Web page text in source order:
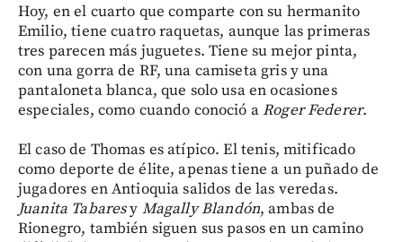
Hoy, en el cuarto que comparte con su hermanito
Emilio, tiene cuatro raquetas, aunque las primeras
tres parecen más juguetes. Tiene su mejor pinta,
con una gorra de RF, una camiseta gris y una
pantaloneta blanca, que solo usa en ocasiones
especiales, como cuando conoció aRoger Federer.
El caso de Thomas es atípico. El tenis, mitificado
como deporte de élite, apenas tiene a un puñado de
jugadores en Antioquia salidos de las veredas.
Juanita Tabaresy MagallyBlandón, ambas de
Rionegro, también siguen sus pasos en un camino